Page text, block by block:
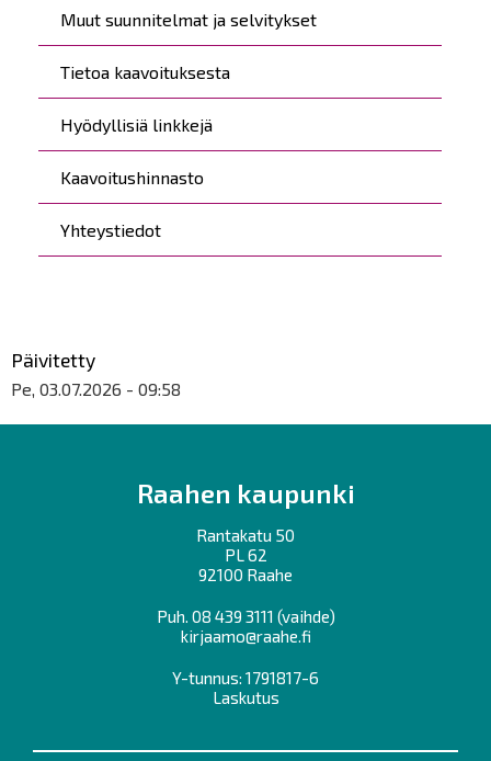
Muut suunnitelmat ja selvitykset
Tietoa kaavoituksesta
Hyödyllisiä linkkejä
Kaavoitushinnasto
Yhteystiedot
Päivitetty
Pe, 03.07.2026 - 09:58
Raahen kaupunki
Rantakatu 50
PL 62
92100 Raahe
Puh. 08 439 3111 (vaihde)
kirjaamo@raahe.fi
Y-tunnus: 1791817-6
Laskutus